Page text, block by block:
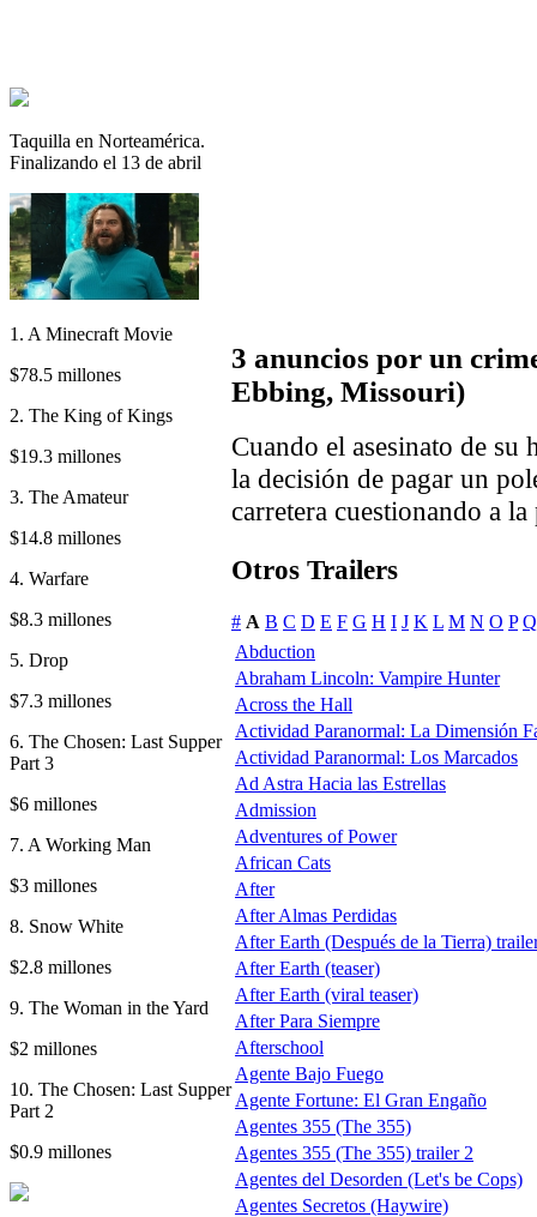
Taquilla en Norteamérica.
Finalizando el 13 de abril
1. A Minecraft Movie
$78.5 millones
2. The King of Kings
$19.3 millones
3. The Amateur
$14.8 millones
4. Warfare
$8.3 millones
5. Drop
$7.3 millones
6. The Chosen: Last Supper
Part 3
$6 millones
7. A Working Man
$3 millones
8. Snow White
$2.8 millones
9. The Woman in the Yard
$2 millones
10. The Chosen: Last Supper
Part 2
$0.9 millones
3 anuncios por un
Ebbing, Missouri)
Cuando el asesinato de su
la decisión de pagar un
carretera cuestionando a
Otros Trailers
# A B C D E F G H I J K L M N O P Q
Abduction
Abraham Lincoln: Vampire Hunter
Across the Hall
Actividad Paranormal: La Dimensión
Actividad Paranormal: Los Marcados
Ad Astra Hacia las Estrellas
Admission
Adventures of Power
African Cats
After
After Almas Perdidas
After Earth (Después de la Tierra)
After Earth (teaser)
After Earth (viral teaser)
After Para Siempre
Afterschool
Agente Bajo Fuego
Agente Fortune: El Gran Engaño
Agentes 355 (The 355)
Agentes 355 (The 355) trailer 2
Agentes del Desorden (Let's be Cops)
Agentes Secretos (Haywire)